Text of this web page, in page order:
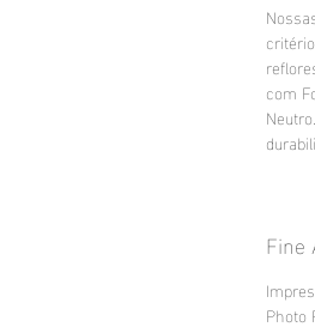
com
Fine
Photo